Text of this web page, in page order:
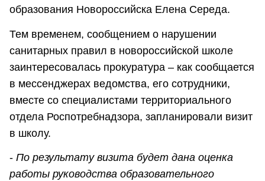
образования Новороссийска Елена Середа.
Тем временем, сообщением о нарушении
санитарных правил в новороссийской школе
заинтересовалась прокуратура – как сообщается
в мессенджерах ведомства, его сотрудники,
вместе со специалистами территориального
отдела Роспотребнадзора, запланировали визит
в школу.
- По результату визита будет дана оценка
работы руководства образовательного